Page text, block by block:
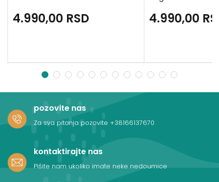
4.990,00 RSD 4.990,00
1 2 3 4 5 6 7 8 9 10 11 12
pozovite nas
Za sva pitanja pozovite +38166137670
kontaktirajte nas
Pišite nam ukoliko imate neke nedoumice